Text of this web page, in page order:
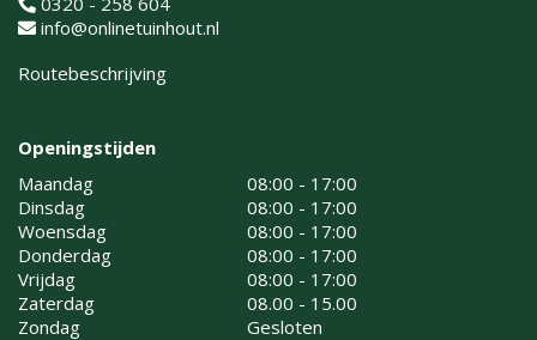
info@onlinetuinhout.nl
Routebeschrijving
Openingstijden
Maandag
08:00 - 17:00
Dinsdag
08:00 - 17:00
Woensdag
08:00 - 17:00
Donderdag
08:00 - 17:00
Vrijdag
08:00 - 17:00
Zaterdag
08.00 - 15.00
Zondag
Gesloten